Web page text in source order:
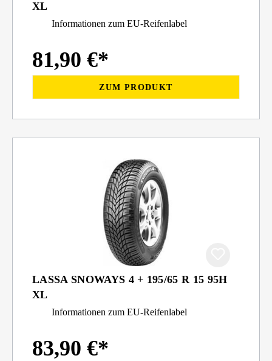
XL
Informationen zum EU-Reifenlabel
81,90 €*
ZUM PRODUKT
LASSA SNOWAYS 4 + 195/65 R 15 95H
XL
Informationen zum EU-Reifenlabel
83,90 €*